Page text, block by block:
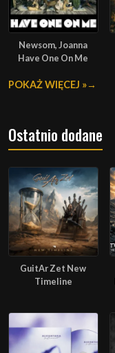
Newsom, Joanna
Have One On Me
POKAŻ WIĘCEJ »
Ostatnio dodane
GuitAr Zet New
Timeline